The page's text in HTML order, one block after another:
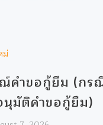
ม่
คำขอกู้ยืม (กร
มัติคำขอกู้ยืม)